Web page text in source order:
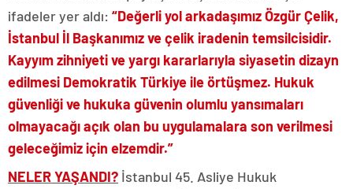
ifadeler yer aldı: “Değerli yol arkadaşımız Özgür Çelik,
İstanbul İl Başkanımız ve çelik iradenin temsilcisidir.
Kayyım zihniyeti ve yargı kararlarıyla siyasetin dizayn
edilmesi Demokratik Türkiye ile örtüşmez. Hukuk
güvenliği ve hukuka güvenin olumlu yansımaları
olmayacağı açık olan bu uygulamalara son verilmesi
geleceğimiz için elzemdir.”
NELER YAŞANDI? İstanbul 45. Asliye Hukuk